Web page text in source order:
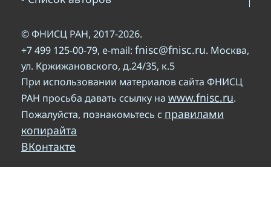
© ФНИСЦ РАН, 2017-2026.
+7 499 125-00-79, e-mail: fnisc@fnisc.ru. Москва,
ул. Кржижановского, д.24/35, к.5
При использовании материалов сайта ФНИСЦ
РАН просьба давать ссылку на www.fnisc.ru.
Пожалуйста, познакомьтесь с правилами
копирайта
ВКонтакте